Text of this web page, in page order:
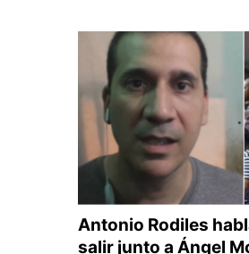
Antonio Rodiles
salir junto a Ángel